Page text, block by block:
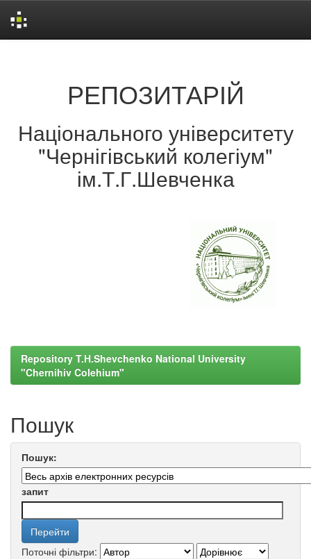
РЕПОЗИТАРІЙ
Національного університету
"Чернігівський колегіум"
ім.Т.Г.Шевченка
Repository T.H.Shevchenko National University
"Chernihiv Colehium"
Пошук
Пошук:
запит
Поточні фільтри: